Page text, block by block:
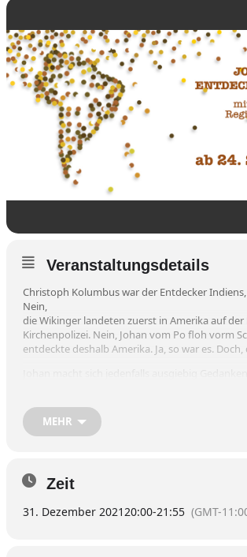
Veranstaltungsdetails
Christoph Kolumbus war der Entdecker
Nein,
die Wikinger landeten zuerst in Amerika auf
Kirchenpolizei. Nein, Johan vom Po floh vorm
entdeckte deshalb Amerika. Ja, so war es. Doch,
was ihm
nicht alles widerfuhr. Da er ursprünglich aus der
weiß,
muss er dabei gewesen sein und kann definitiv
MEHR
Zeit
31. Dezember 2021 20:00-21:55 (GMT-